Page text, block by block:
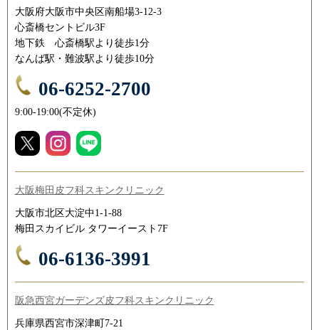
大阪府大阪市中央区南船場3-12-3
心斎橋セントビル3F
地下鉄 心斎橋駅より徒歩1分
なんば駅・難波駅より徒歩10分
06-6252-2700
9:00-19:00(不定休)
大阪梅田皮フ科スキンクリニック
大阪市北区大淀中1-1-88
梅田スカイビル タワーイースト7F
06-6136-3991
阪急西宮ガーデンズ皮フ科スキンクリニック
兵庫県西宮市深津町7-21